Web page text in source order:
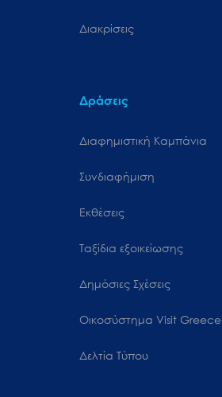
Διακρίσεις
Δράσεις
Διαφημιστική Καμπάνια
Συνδιαφήμιση
Εκθέσεις
Ταξίδια εξοικείωσης
Δημόσιες Σχέσεις
Oικοσύστημα Visit Greece
Δελτία Τύπου